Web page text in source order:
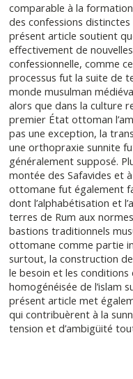
comparable à la
des confessions
présent article soutient
effectivement de
confessionnelle, comme
processus fut la suite de
monde musulman
alors que dans la culture
premier État ottoman
pas une exception, la
une orthopraxie sunnite
généralement supposé.
montée des Safavides et
ottomane fut également
dont l’alphabétisation et
terres de Rum aux
bastions traditionnels
ottomane comme partie
surtout, la construction
le besoin et les conditions
homogénéisée de l’islam
présent article met
qui contribuèrent à la
tension et d’ambigüité